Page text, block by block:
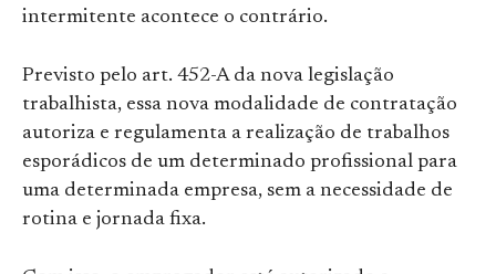
intermitente acontece o contrário.
Previsto pelo art. 452-A da nova legislação
trabalhista, essa nova modalidade de contratação
autoriza e regulamenta a realização de trabalhos
esporádicos de um determinado profissional para
uma determinada empresa, sem a necessidade de
rotina e jornada fixa.